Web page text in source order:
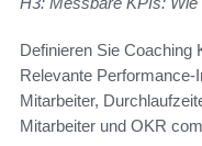
Definieren Sie Coaching
Relevante
Mitarbeiter,
Mitarbeiter und OKR